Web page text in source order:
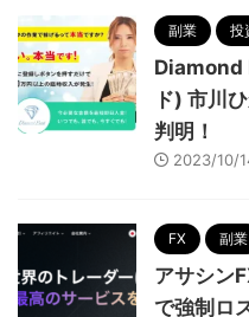
副業 投
Diamond
ド) 市川
判明！
2023/10/
FX 副業
アサシン
で強制ロ